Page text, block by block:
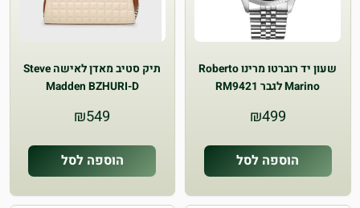
שעון יד רוברטו מרינו Roberto
Marino לגבר RM9421
₪499
הוספה לסל
תיק סטיב מאדן לאישה Steve
Madden BZHURI-D
₪549
הוספה לסל